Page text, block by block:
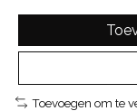
Toevoegen om te